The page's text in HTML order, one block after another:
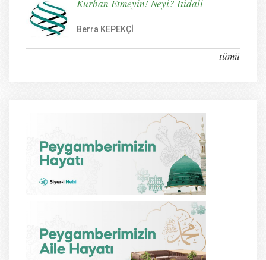
Berra KEPEKÇİ
Kurban Etmeyin! Neyi? İtidali
tümü